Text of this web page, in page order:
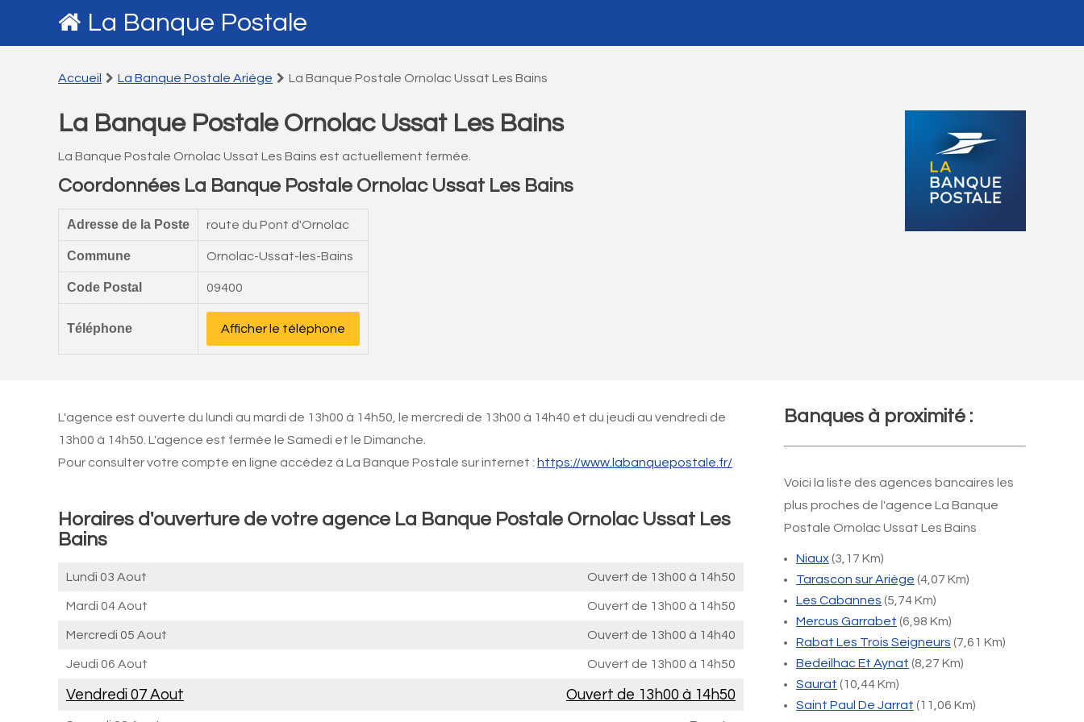
La Banque Postale
Accueil La Banque Postale Ariége La Banque Postale Ornolac Ussat Les Bains
La Banque Postale Ornolac Ussat Les Bains
La Banque Postale Ornolac Ussat Les Bains est actuellement fermée.
Coordonnées La Banque Postale Ornolac Ussat Les Bains
Adresse de la Poste route du Pont d'Ornolac
Commune Ornolac-Ussat-les-Bains
Code Postal 09400
Téléphone Afficher le téléphone
L'agence est ouverte du lundi au mardi de 13h00 à 14h50, le mercredi de 13h00 à 14h40 et du jeudi au vendredi de
13h00 à 14h50. L'agence est fermée le Samedi et le Dimanche.
Pour consulter votre compte en ligne accédez à La Banque Postale sur internet : https://www.labanquepostale.fr/
Horaires d'ouverture de votre agence La Banque Postale Ornolac Ussat Les
Bains
Lundi 03 Aout Ouvert de 13h00 à 14h50
Mardi 04 Aout Ouvert de 13h00 à 14h50
Mercredi 05 Aout Ouvert de 13h00 à 14h40
Jeudi 06 Aout Ouvert de 13h00 à 14h50
Vendredi 07 Aout Ouvert de 13h00 à 14h50
Banques à proximité :
Voici la liste des agences bancaires les
plus proches de l'agence La Banque
Postale Ornolac Ussat Les Bains
Niaux(3,17 Km)
Tarascon sur Ariège (4,07 Km)
Les Cabannes (5,74 Km)
Mercus Garrabet (6,98 Km)
Rabat Les Trois Seigneurs (7,61 Km)
Bedeilhac Et Aynat (8,27 Km)
Saurat (10,44 Km)
Saint Paul De Jarrat (11,06 Km)